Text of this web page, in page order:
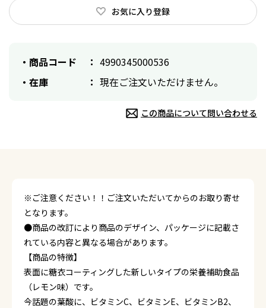
お気に入り登録
商品コード
4990345000536
在庫
現在ご注文いただけません。
この商品について問い合わせる
※ご注意ください！！ご注文いただいてからのお取り寄せ
となります。
●商品の改訂により商品のデザイン、パッケージに記載さ
れている内容と異なる場合があります。
【商品の特徴】
表面に糖衣コーティングした新しいタイプの栄養補助食品
（レモン味）です。
今話題の葉酸に、ビタミンC、ビタミンE、ビタミンB2、